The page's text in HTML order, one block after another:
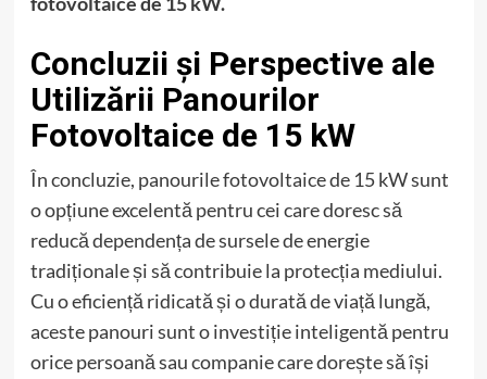
Concluzii și Perspective ale
Utilizării Panourilor
Fotovoltaice de 15 kW
În concluzie, panourile fotovoltaice de 15 kW sunt
o opțiune excelentă pentru cei care doresc să
reducă dependența de sursele de energie
tradiționale și să contribuie la protecția mediului.
Cu o eficiență ridicată și o durată de viață lungă,
aceste panouri sunt o investiție inteligentă pentru
orice persoană sau companie care dorește să își